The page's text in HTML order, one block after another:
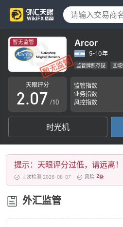
暂无监管 Arcor
5-10年
监管牌照存疑 区
天眼评分
0
1
2
3
4
5
6
7
8
.0
1
2
3
4
5
6
3
4
5
6
7
8
9
/10
监管指数
业务指数
风控指数
时光机
提示：天眼评分过低，请远离！
上次检测 2026-08-07 风险 2条
外汇监管